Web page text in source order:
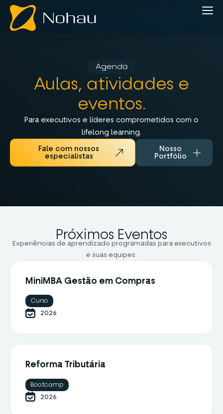
Agenda
Aulas, atividades e
eventos.
Para executivos e líderes comprometidos com o
lifelong learning.
Fale com nossos
especialistas
Nosso
Portfólio
Próximos Eventos
Experiências de aprendizado programadas para executivos
e suas equipes.
MiniMBA Gestão em Compras
Curso
2026
Reforma Tributária
Bootcamp
2026